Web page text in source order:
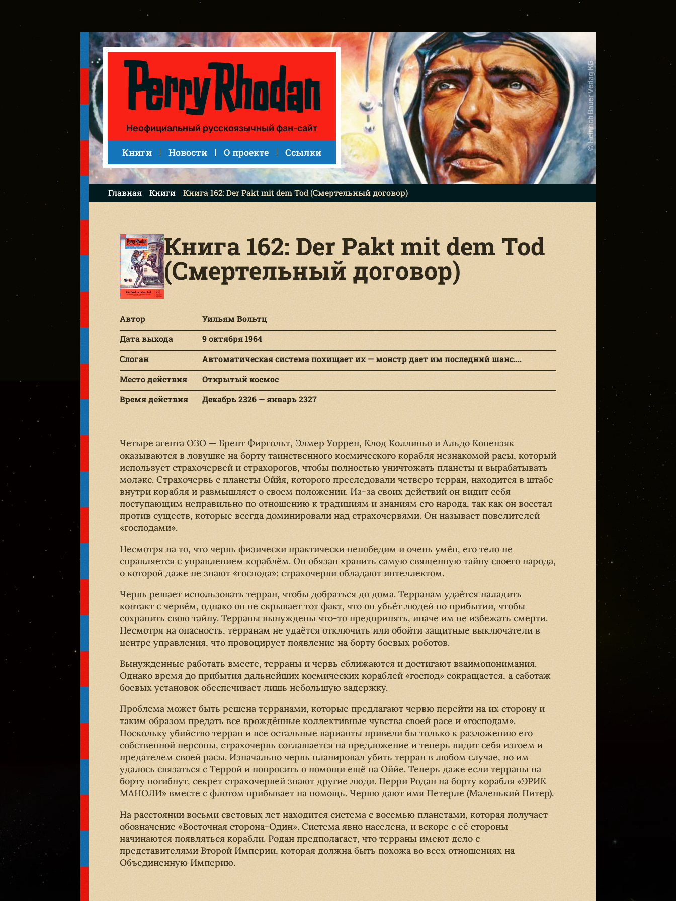
Книга 162: Der Pakt mit dem Tod (Смертельный договор)
Неофициальный русскоязычный фан-сайт
Книги Новости О проекте Ссылки
© Heinrich Bauer Verlag KG
Главная Книги Книга 162: Der Pakt mit dem Tod (Смертельный договор)
Книга 162: Der Pakt mit dem Tod
(Смертельный договор)
Автор
Уильям Вольтц
Дата выхода
9 октября 1964
Слоган
Автоматическая система похищает их — монстр дает им последний шанс....
Место действия
Открытый космос
Время действия
Декабрь 2326 — январь 2327
Четыре агента ОЗО — Брент Фиргольт, Элмер Уоррен, Клод Коллиньо и Альдо Копензяк
оказываются в ловушке на борту таинственного космического корабля незнакомой расы, который
использует страхочервей и страхорогов, чтобы полностью уничтожать планеты и вырабатывать
молэкс. Страхочервь с планеты Оййя, которого преследовали четверо терран, находится в штабе
внутри корабля и размышляет о своем положении. Из-за своих действий он видит себя
поступающим неправильно по отношению к традициям и знаниям его народа, так как он восстал
против существ, которые всегда доминировали над страхочервями. Он называет повелителей
«господами».
Несмотря на то, что червь физически практически непобедим и очень умён, его тело не
справляется с управлением кораблём. Он обязан хранить самую священную тайну своего народа,
о которой даже не знают «господа»: страхочерви обладают интеллектом.
Червь решает использовать терран, чтобы добраться до дома. Терранам удаётся наладить
контакт с червём, однако он не скрывает тот факт, что он убьёт людей по прибытии, чтобы
сохранить свою тайну. Терраны вынуждены что-то предпринять, иначе им не избежать смерти.
Несмотря на опасность, терранам не удаётся отключить или обойти защитные выключатели в
центре управления, что провоцирует появление на борту боевых роботов.
Вынужденные работать вместе, терраны и червь сближаются и достигают взаимопонимания.
Однако время до прибытия дальнейших космических кораблей «господ» сокращается, а саботаж
боевых установок обеспечивает лишь небольшую задержку.
Проблема может быть решена терранами, которые предлагают червю перейти на их сторону и
таким образом предать все врождённые коллективные чувства своей расе и «господам».
Поскольку убийство терран и все остальные варианты привели бы только к разложению его
собственной персоны, страхочервь соглашается на предложение и теперь видит себя изгоем и
предателем своей расы. Изначально червь планировал убить терран в любом случае, но им
удалось связаться с Террой и попросить о помощи ещё на Оййе. Теперь даже если терраны на
борту погибнут, секрет страхочервей знают другие люди. Перри Родан на борту корабля «ЭРИК
МАНОЛИ» вместе с флотом прибывает на помощь. Червю дают имя Петерле (Маленький Питер).
На расстоянии восьми световых лет находится система с восемью планетами, которая получает
обозначение «Восточная сторона-Один». Система явно населена, и вскоре с её стороны
начинаются появляться корабли. Родан предполагает, что терраны имеют дело с
представителями Второй Империи, которая должна быть похожа во всех отношениях на
Объединенную Империю.